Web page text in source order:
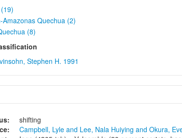
Amazonas Quechua (2)
(8)
Stephen H. 1991
shifting
Campbell, Lyle and Lee, Nala Huiying and Okura,